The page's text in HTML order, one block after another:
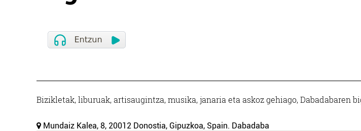
Bizikletak, liburuak, artisaugintza, musika, janaria eta askoz gehiago, Dabadabaren
Mundaiz Kalea, 8, 20012 Donostia, Gipuzkoa, Spain. Dabadaba